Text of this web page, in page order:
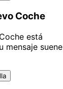
Coche
está
mensaje suene